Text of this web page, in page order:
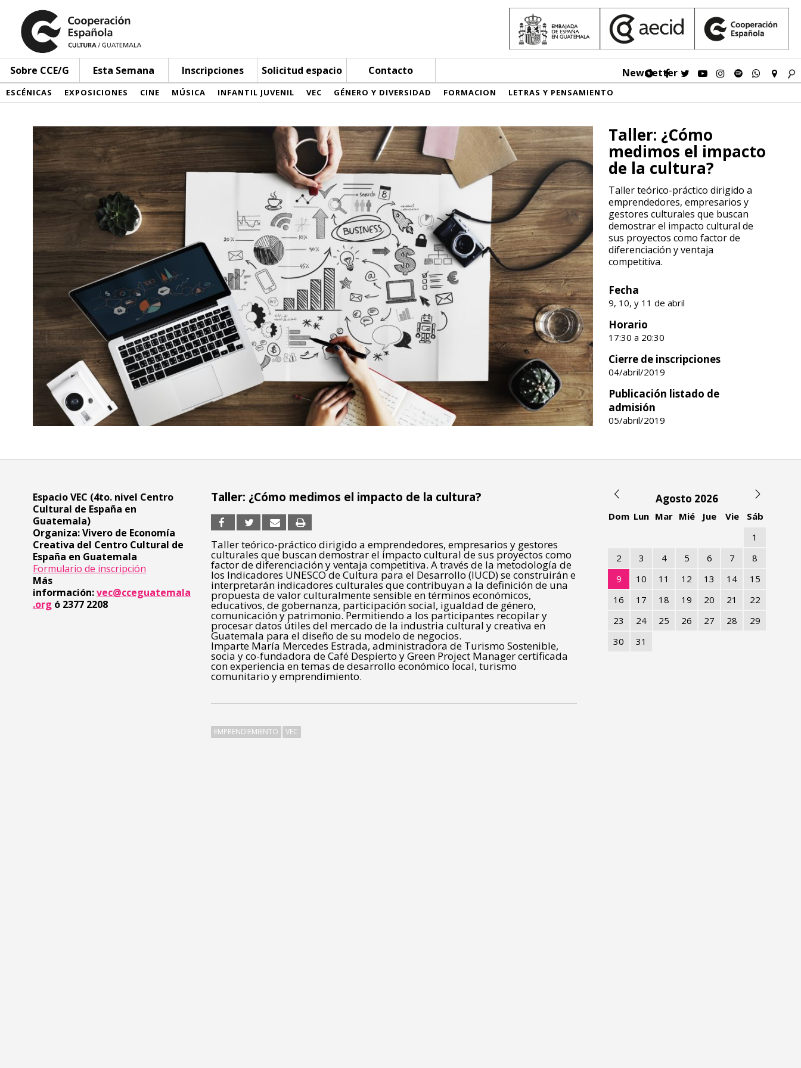
Sobre CCE/G Esta Semana Inscripciones Solicitud espacio Contacto Newsletter
ESCÉNICAS EXPOSICIONES CINE MÚSICA INFANTIL JUVENIL VEC GÉNERO Y DIVERSIDAD FORMACION LETRAS Y PENSAMIENTO
Taller: ¿Cómo
medimos el impacto
de la cultura?
Taller teórico-práctico dirigido a
emprendedores, empresarios y
gestores culturales que buscan
demostrar el impacto cultural de
sus proyectos como factor de
diferenciación y ventaja
competitiva.
Fecha
9, 10, y 11 de abril
Horario
17:30 a 20:30
Cierre de inscripciones
04/abril/2019
Publicación listado de
admisión
05/abril/2019
Espacio VEC (4to. nivel Centro
Cultural de España en
Guatemala)
Organiza: Vivero de Economía
Creativa del Centro Cultural de
España en Guatemala
Formulario de inscripción
Más
información:vec@cceguatemala
.org ó 2377 2208
Taller: ¿Cómo medimos el impacto de la cultura?
Taller teórico-práctico dirigido a emprendedores, empresarios y gestores
culturales que buscan demostrar el impacto cultural de sus proyectos como
factor de diferenciación y ventaja competitiva. A través de la metodología de
los Indicadores UNESCO de Cultura para el Desarrollo (IUCD) se construirán e
interpretarán indicadores culturales que contribuyan a la definición de una
propuesta de valor culturalmente sensible en términos económicos,
educativos, de gobernanza, participación social, igualdad de género,
comunicación y patrimonio. Permitiendo a los participantes recopilar y
procesar datos útiles del mercado de la industria cultural y creativa en
Guatemala para el diseño de su modelo de negocios.
Imparte María Mercedes Estrada, administradora de Turismo Sostenible,
socia y co-fundadora de Café Despierto y Green Project Manager certificada
con experiencia en temas de desarrollo económico local, turismo
comunitario y emprendimiento.
EMPRENDIEMIENTO VEC
Agosto 2026
Dom Lun Mar Mié Jue Vie
Sáb
1
2
3 4 5 6 7
8
9
10 11 12 13 14
15
16
17 18 19 20 21
22
23
24 25 26 27 28
29
30
31